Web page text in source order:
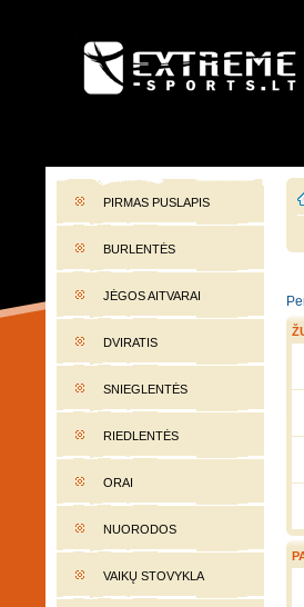
EXTREME-
PIRMAS PUSLAPIS
BURLENTĖS
JĖGOS AITVARAI
DVIRATIS
SNIEGLENTĖS
RIEDLENTĖS
ORAI
NUORODOS
VAIKŲ STOVYKLA